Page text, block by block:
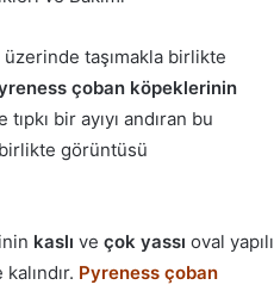
taşımakla birlikte
çoban köpeklerinin
bir ayıyı andıran bu
birlikte görüntüsü
kaslı ve çok yassı oval yapılı
Pyreness çoban